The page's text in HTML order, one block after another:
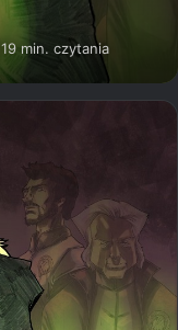
19 min. czytania